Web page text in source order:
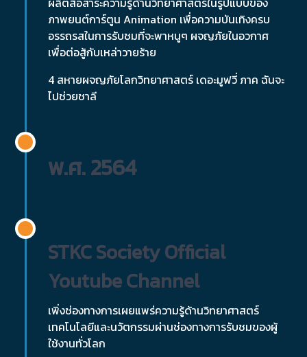
ภาพยนต์การ์ตูน Animation เพื่อความบันเทิงครบ
อรรถรสในการรับชมที่จะพาหนูๆ ผจญภัยในอวกาศ
เพื่อต่อสู้กับเหล่าวายร้าย
4 สหายผจญภัยโลกวิทยาศาสตร์ เดอะมูฟวี่ ภาค ฉันจะ
ไปช่วยชาลี
พ.ศ. 2564
STKC Society Official
Youtube Channel
เพิ่งช่องทางการเผยแพร่ความรู้ด้านวิทยาศาสตร์
เทคโนโลยีและนวัตกรรมผ่านช่องทางการรับชมของผู้
ใช้งานทั่วโลก